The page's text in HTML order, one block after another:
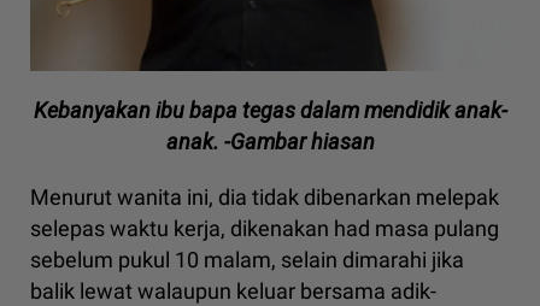
Kebanyakan ibu bapa tegas dalam mendidik anak-
anak. -Gambar hiasan
Menurut wanita ini, dia tidak dibenarkan melepak
selepas waktu kerja, dikenakan had masa pulang
sebelum pukul 10 malam, selain dimarahi jika
balik lewat walaupun keluar bersama adik-